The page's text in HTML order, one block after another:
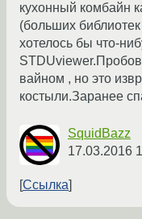
кухонный комбайн
(больших
хотелось бы что-
вайном , но это
костыли.Заранее
SquidBazz
17.03.2016
Ссылка